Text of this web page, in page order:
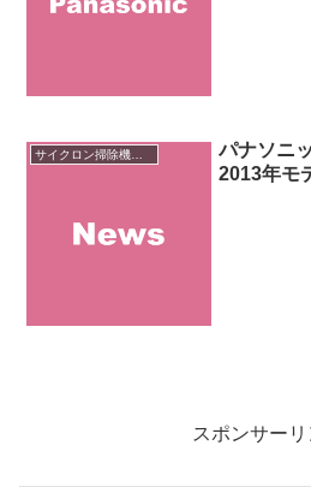
サイクロン掃除機のニュース
パナソニ
2013年モ
スポンサーリ